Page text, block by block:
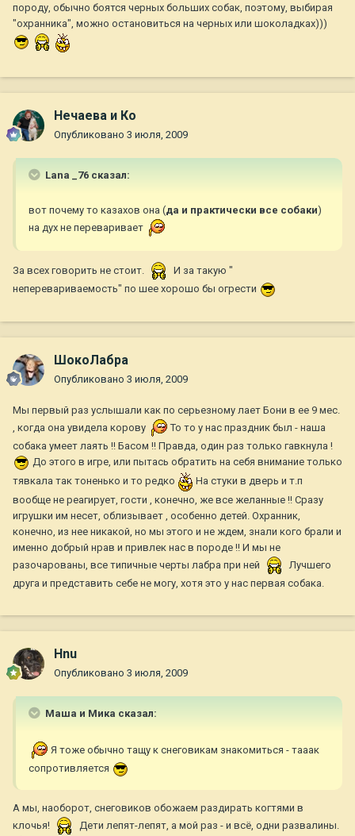
породу, обычно боятся черных больших собак, поэтому, выбирая
"охранника", можно остановиться на черных или шоколадках)))
Нечаева и Ко
Опубликовано 3 июля, 2009
Lana _76 сказал:
вот почему то казахов она (да и практически все собаки)
на дух не переваривает
За всех говорить не стоит.
И за такую "
неперевариваемость" по шее хорошо бы огрести
ШокоЛабра
Опубликовано 3 июля, 2009
Мы первый раз услышали как по серьезному лает Бони в ее 9 мес.
, когда она увидела корову
То то у нас праздник был - наша
собака умеет лаять !! Басом !! Правда, один раз только гавкнула !
До этого в игре, или пытась обратить на себя внимание только
тявкала так тоненько и то редко
На стуки в дверь и т.п
вообще не реагирует, гости , конечно, же все желанные !! Сразу
игрушки им несет, облизывает , особенно детей. Охранник,
конечно, из нее никакой, но мы этого и не ждем, знали кого брали и
именно добрый нрав и привлек нас в породе !! И мы не
разочарованы, все типичные черты лабра при ней
Лучшего
друга и представить себе не могу, хотя это у нас первая собака.
Hnu
Опубликовано 3 июля, 2009
Маша и Мика сказал:
Я тоже обычно тащу к снеговикам знакомиться - тааак
сопротивляется
А мы, наоборот, снеговиков обожаем раздирать когтями в
клочья!
Дети лепят-лепят, а мой раз - и всё, одни развалины.